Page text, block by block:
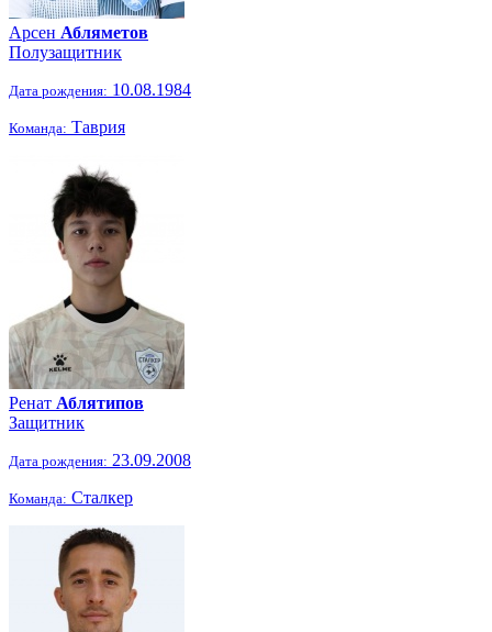
Арсен Абляметов
Полузащитник
Дата рождения: 10.08.1984
Команда: Таврия
Ренат Аблятипов
Защитник
Дата рождения: 23.09.2008
Команда: Сталкер